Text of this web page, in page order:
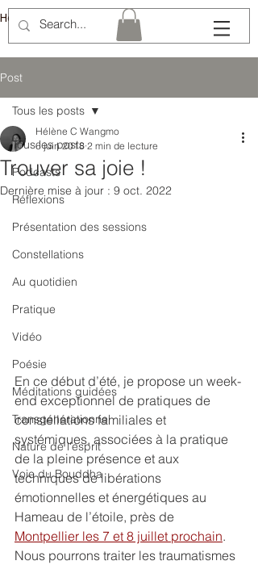
Hélène Lémery
Post
Tous les posts
Podcasts
Réflexions
Présentation des sessions
Constellations
Au quotidien
Pratique
Vidéo
Poésie
Méditations guidées
Transgénérationnel
Nature de l'esprit
Voie du Bouddha
Tous les posts
Trouver sa joie !
Hélène C Wangmo
6 juin 2018 2 min de lecture
Dernière mise à jour : 9 oct. 2022
En ce début d’été, je propose un week-
end exceptionnel de pratiques de
constellations familiales et
systémiques, associées à la pratique
de la pleine présence et aux
techniques de libérations
émotionnelles et énergétiques au
Hameau de l’étoile, près de
Montpellier les 7 et 8 juillet prochain.
Nous pourrons traiter les traumatismes